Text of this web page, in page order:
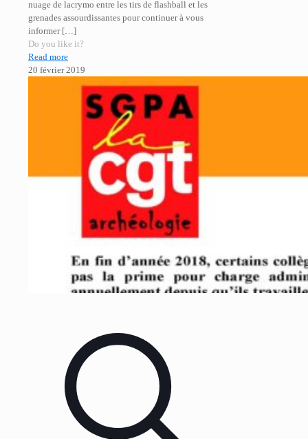
nuage de lacrymo entre les tirs de flashball et les
grenades assourdissantes pour continuer à vous
informer[…]
Do you like it?
Read more
20 février 2019